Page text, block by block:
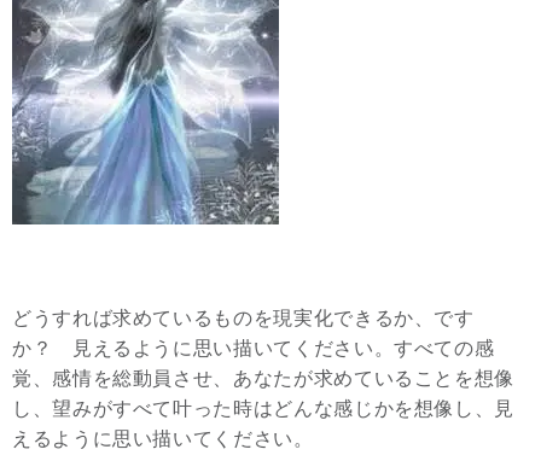
どうすれば求めているものを現実化できるか、です
か？ 見えるように思い描いてください。すべての感
覚、感情を総動員させ、あなたが求めていることを想像
し、望みがすべて叶った時はどんな感じかを想像し、見
えるように思い描いてください。